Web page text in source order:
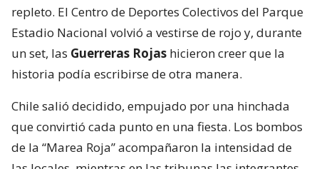
repleto. El Centro de Deportes Colectivos del Parque
Estadio Nacional volvió a vestirse de rojo y, durante
un set, las Guerreras Rojas hicieron creer que la
historia podía escribirse de otra manera.
Chile salió decidido, empujado por una hinchada
que convirtió cada punto en una fiesta. Los bombos
de la “Marea Roja” acompañaron la intensidad de